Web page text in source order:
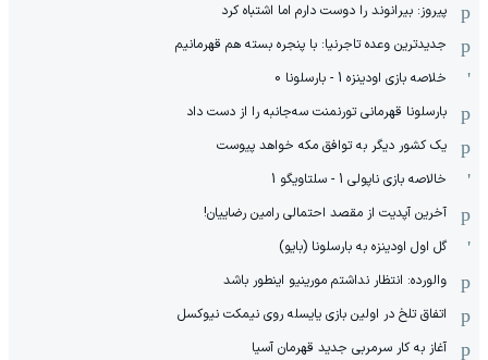
پیروز: بیرانوند را دوست دارم اما اشتباه کرد
جدیدترین وعده تاجرنیا: با پنجره بسته هم قهرمانیم
خلاصه بازی اودینزه 1 - بارسلونا 0
بارسلونا قهرمانی تورنمنت سه‌جانبه را از دست داد
یک کشور دیگر به توافق مکه خواهد پیوست
خالاصه بازی ناپولی 1 - سلتاویگو 1
آخرین آپدیت از مقصد احتمالی رامین رضاییان!
گل اول اودینزه به بارسلونا (بایو)
والورده: انتظار نداشتم مورینیو اینطور باشد
اتفاق تلخ در اولین بازی یایسله روی نیمکت نیوکسل
آغاز به کار سرمربی جدید قهرمان آسیا